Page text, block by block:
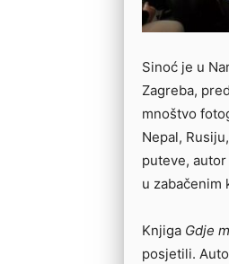
Sinoć je u
Zagreba,
mnoštvo
Nepal,
puteve,
u zabačenim
Knjiga Gdje
posjetili.